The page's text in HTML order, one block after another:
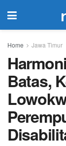
Home Jawa Timur
Batas,